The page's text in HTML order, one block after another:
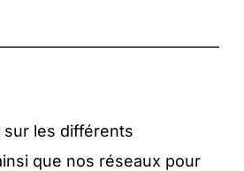
les différents
que nos réseaux pour